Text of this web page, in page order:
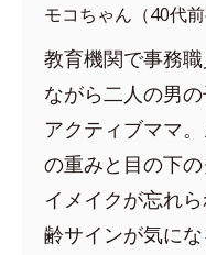
モコちゃん（40代前
教育機関で事務
ながら二人の男の
アクティブママ
の重みと目の下
イメイクが忘れ
齢サインが気に